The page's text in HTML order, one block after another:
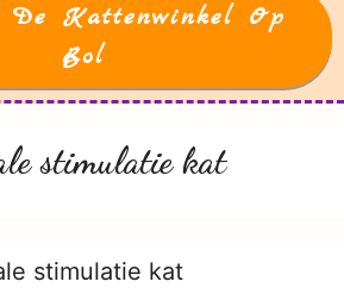
Kattenwinkel Op
Bol
stimulatie kat
stimulatie kat